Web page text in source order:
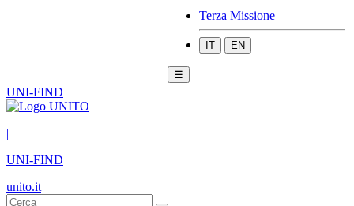
Terza Missione
IT EN
☰
UNI-FIND
|
UNI-FIND
unito.it